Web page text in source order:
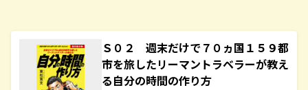
Ｓ０２ 週末だけで７０ヵ国１５９都
市を旅したリーマントラベラーが教え
る自分の時間の作り方